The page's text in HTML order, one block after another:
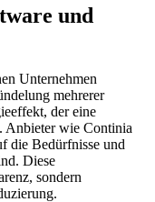
und
Unternehmen
mehrerer
der eine
Anbieter wie Continia
die Bedürfnisse und
Diese
sondern